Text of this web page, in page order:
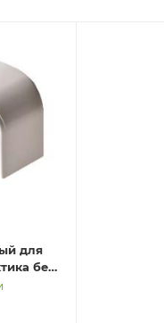
для
бел.